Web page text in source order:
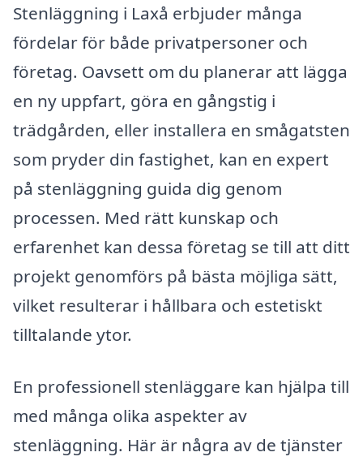
Stenläggning i Laxå erbjuder många
fördelar för både privatpersoner och
företag. Oavsett om du planerar att lägga
en ny uppfart, göra en gångstig i
trädgården, eller installera en smågatsten
som pryder din fastighet, kan en expert
på stenläggning guida dig genom
processen. Med rätt kunskap och
erfarenhet kan dessa företag se till att ditt
projekt genomförs på bästa möjliga sätt,
vilket resulterar i hållbara och estetiskt
tilltalande ytor.
En professionell stenläggare kan hjälpa till
med många olika aspekter av
stenläggning. Här är några av de tjänster